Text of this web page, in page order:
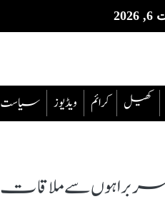
سیاست ویڈیوز ‎کرائم کھیل
سربراہوں سے ملاقات